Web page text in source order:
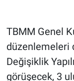
TBMM Genel
düzenlemeleri
Değişiklik
görüşecek, 3